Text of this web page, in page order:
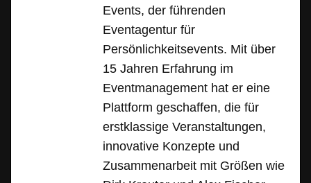
Events, der führenden
Eventagentur für
Persönlichkeitsevents. Mit über
15 Jahren Erfahrung im
Eventmanagement hat er eine
Plattform geschaffen, die für
erstklassige Veranstaltungen,
innovative Konzepte und
Zusammenarbeit mit Größen wie